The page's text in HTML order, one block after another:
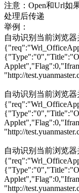
注意：Open和Url如
处理后传递
举例：
自动识别当前浏览
"http://
自动识别当前浏览
"http://
自动识别当前浏览
"http://